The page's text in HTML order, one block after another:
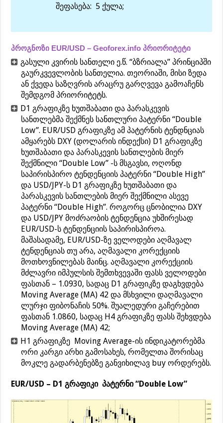
შეფასება: 5 ქულა;
პროგნოზი EUR/USD – Geoforex.info პრიორიტეტი
გასული კვირის სანთელი ე.წ. “ბზრიალა” პრინციპში
გაურკვევლობის სანთელია. თეორიაში, მისი ზედა
ან ქვედა საზღვრის არაცრუ გარღვევა გამოაჩენს
შემდგომ პრიორიტეტს.
D1 გრაფიკზე ხუთშაბათი და პარასკევის
სანთლებმა შექმნეს სანთლური პატერნი “Double
Low”. EUR/USD გრაფიკზე ამ პატერნის ტენდნციას
ამყარებს DXY (დოლარის ინდექსი) D1 გრაფიკზე
ხუთშაბათი და პარასკევის სანთლების მიერ
შექმნილი “Double Low” -ს მსგავსი, ოღონდ
საპირისპირო ტენდენციის პატერნი “Double High”
და USD/JPY-ს D1 გრაფიკზე ხუთშაბათი და
პარასკევის სანთლების მიერ შექმნილი ასევე
პატერნი “Double High”. როგორც ცნობილია DXY
და USD/JPY მოძრაობის ტენდენცია უხშირესად
EUR/USD-ს ტენდენციის საპირისპიროა.
მაშასადამე, EUR/USD-ზე ველოდები აღმავალ
ტენდენციას თუ არა, აღმავალი კორექციის
მოთხოვნილებას მაინც. აღმავალი კორექციის
მძლავრი იმპულსის შემთხვევაში ფასს ველოდები
ფასთან – 1.0930, სადაც D1 გრაფიკზე დაგხვდება
Moving Average (MA) 42 და მსხვილი დაღმავალი
ლურჯი ფიბონაჩის 50%. შუალედური გაჩერებით
ფასთან 1.0860, სადაც H4 გრაფიკზე ფასს შეხვდება
Moving Average (MA) 42;
H1 გრაფიკზე Moving Average-ის ინდიკატორებმა
ორი კარგი არხი გამოსახეს, რომელთა შორისაც
მოკლე გადარბენებზე განვიხილავ buy ორდერებს.
EUR/USD – D1 გრაფიკი პატერნი “Double Low”